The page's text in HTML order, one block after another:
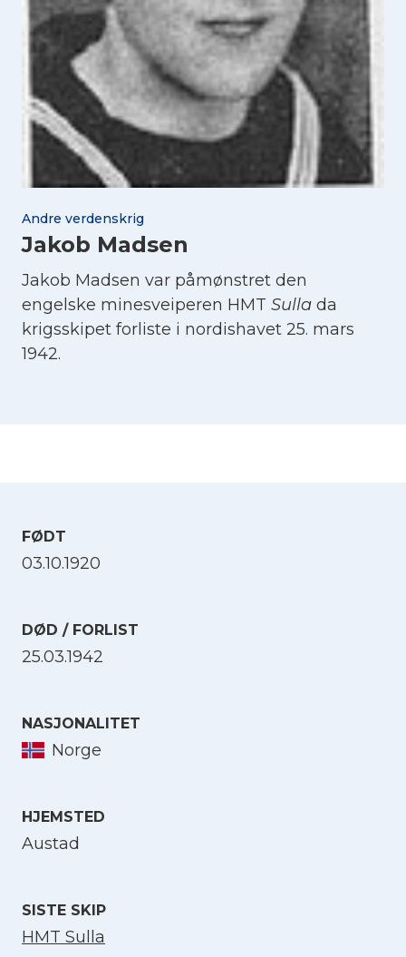
Andre verdenskrig
Jakob Madsen
Jakob Madsen var påmønstret den
engelske minesveiperen HMT Sulla da
krigsskipet forliste i nordishavet 25. mars
1942.
FØDT
03.10.1920
DØD / FORLIST
25.03.1942
NASJONALITET
Norge
HJEMSTED
Austad
SISTE SKIP
HMT Sulla
Velg språk
Norsk bokmål